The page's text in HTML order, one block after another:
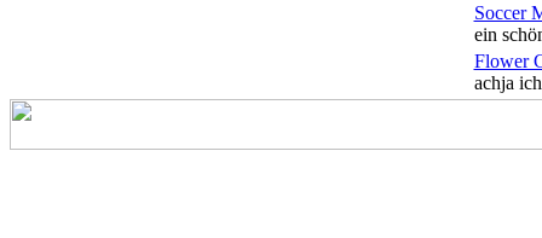
Soccer
ein
Flower
achja